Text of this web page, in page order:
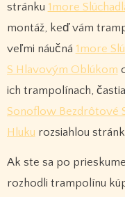
stránku 1more
montáž, keď vám
veľmi náučná 1more
S Hlavovým Oblúkom
ich trampolínach,
Sonoflow Bezdrôtové
Hluku rozsiahlou
Ak ste sa po
rozhodli trampolínu